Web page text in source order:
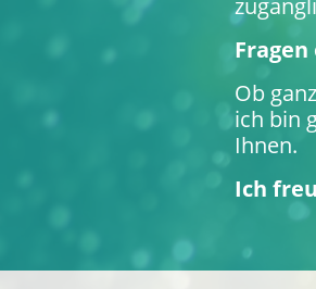
Ob
ich bin
Ihnen.
Ich